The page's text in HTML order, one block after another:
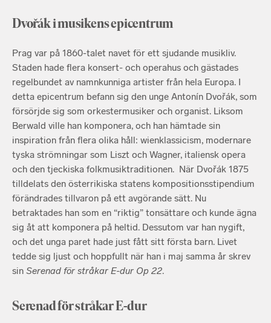
Dvořák i musikens epicentrum
Prag var på 1860-talet navet för ett sjudande musikliv.
Staden hade flera konsert- och operahus och gästades
regelbundet av namnkunniga artister från hela Europa. I
detta epicentrum befann sig den unge Antonín Dvořák, som
försörjde sig som orkestermusiker och organist. Liksom
Berwald ville han komponera, och han hämtade sin
inspiration från flera olika håll: wienklassicism, modernare
tyska strömningar som Liszt och Wagner, italiensk opera
och den tjeckiska folkmusiktraditionen. När Dvořák 1875
tilldelats den österrikiska statens kompositionsstipendium
förändrades tillvaron på ett avgörande sätt. Nu
betraktades han som en “riktig” tonsättare och kunde ägna
sig åt att komponera på heltid. Dessutom var han nygift,
och det unga paret hade just fått sitt första barn. Livet
tedde sig ljust och hoppfullt när han i maj samma år skrev
sin Serenad för stråkar E-dur Op 22.
Serenad för stråkar E-dur